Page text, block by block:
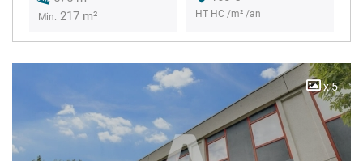
Min. 217 m² HT HC /m² /an
x 5